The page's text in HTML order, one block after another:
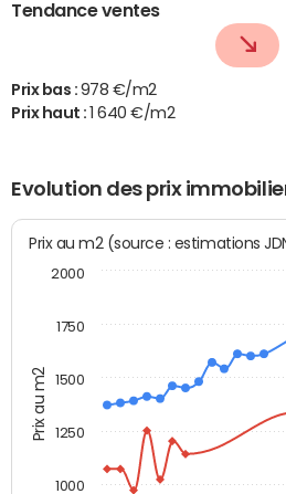
Tendance ventes
Prix bas : 978 €/m2
Prix haut :
1 640 €/m2
Evolution des prix
Prix au m2
Prix au m2 (source : estimations
1000
1250
1500
1750
2000